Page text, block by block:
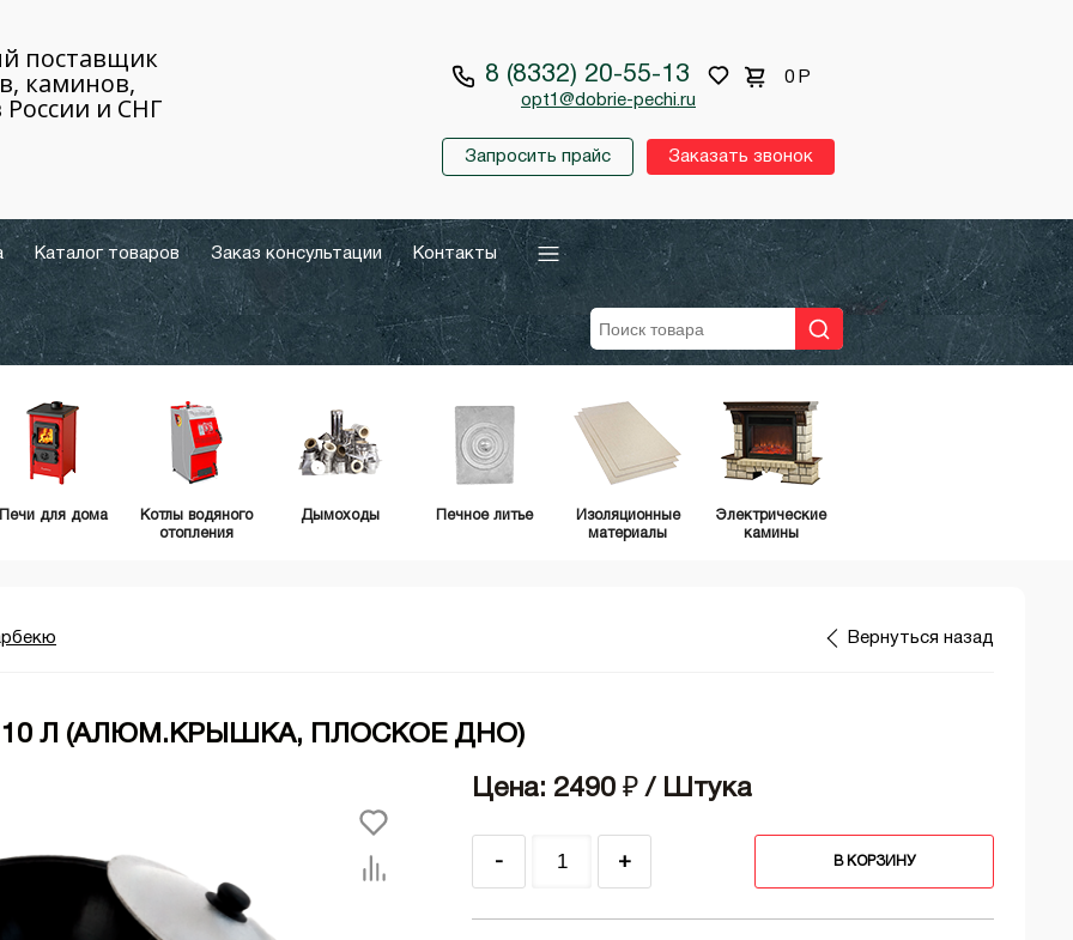
поставщик
каминов,
и СНГ
8 (8332) 20-55-13 0 Р
opt1@dobrie-pechi.ru
Запросить прайс Заказать звонок
Каталог товаров Заказ консультации Контакты
Печи для дома
Котлы водяного
отопления
Дымоходы Печное литье
Изоляционные
материалы
Электрические
камины
Вернуться назад
10 Л (АЛЮМ.КРЫШКА, ПЛОСКОЕ ДНО)
Цена: 2490 ₽ / Штука
- + В КОРЗИНУ